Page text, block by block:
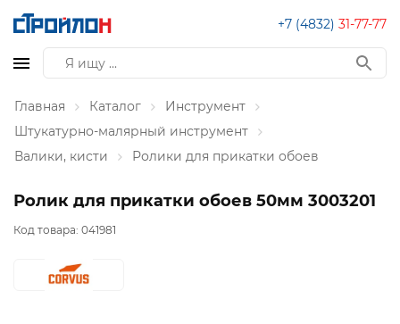
+7 (4832) 31-77-77
Главная Каталог
Инструмент
Штукатурно-малярный инструмент
Валики, кисти
Ролики для прикатки обоев
Ролик для прикатки обоев 50мм 3003201
Код товара: 041981